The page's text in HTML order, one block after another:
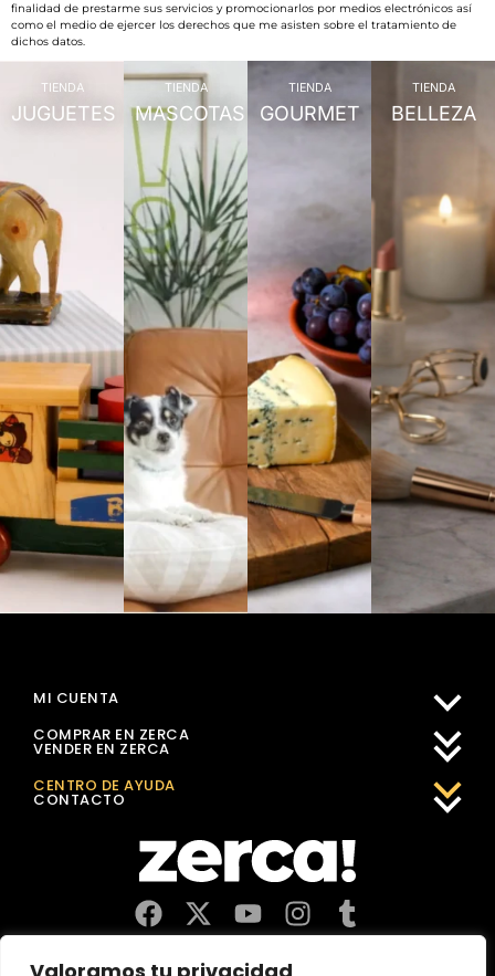
finalidad de prestarme sus servicios y promocionarlos por medios electrónicos así
como el medio de ejercer los derechos que me asisten sobre el tratamiento de
dichos datos.
TIENDA
JUGUETES
TIENDA
MASCOTAS
TIENDA
GOURMET
TIENDA
BELLEZA
Comercios, productores y distribuidores locales. Pagan
MI CUENTA
COMPRAR EN ZERCA
VENDER EN ZERCA
CENTRO DE AYUDA
CONTACTO